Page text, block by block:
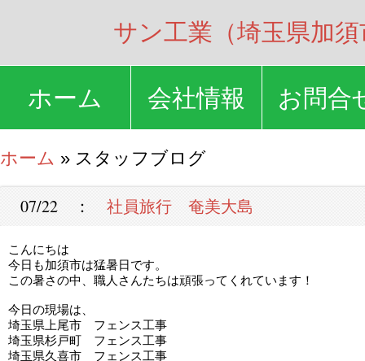
サン工業（埼玉県加須
ホーム 会社情報 お問合
ホーム » スタッフブログ
07/22 ： 社員旅行 奄美大島
こんにちは
今日も加須市は猛暑日です。
この暑さの中、職人さんたちは頑張ってくれています！
今日の現場は、
埼玉県上尾市 フェンス工事
埼玉県杉戸町 フェンス工事
埼玉県久喜市 フェンス工事